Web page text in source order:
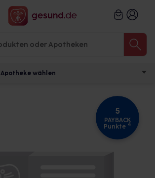
Apotheke wählen
5
PAYBACK
Punkte 4